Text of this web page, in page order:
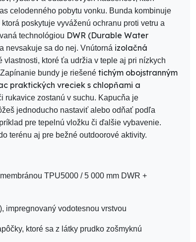
celodenného pobytu vonku. Bunda kombinuje
ktorá poskytuje vyváženú ochranu proti vetru a
technológiou DWR (Durable Water
nevsakuje sa do nej. Vnútorná izolačná
ktoré ťa udržia v teple aj pri nízkych
bundy je riešené tichým obojstranným
praktických vreciek s chlopňami a
rukavice zostanú v suchu. Kapucňa je
jednoducho nastaviť alebo odňať podľa
pre tepelnú vložku či ďalšie vybavenie.
terénu aj pre bežné outdoorové aktivity.
TPU5000 / 5 000 mm DWR +
impregnovaný vodotesnou vrstvou
ktoré sa z látky prudko zošmyknú